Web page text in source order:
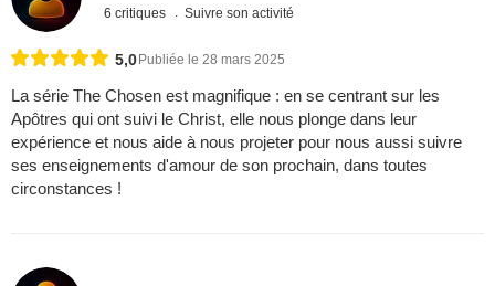
6 critiques Suivre son activité
5,0 Publiée le 28 mars 2025
La série The Chosen est magnifique : en se centrant sur les
Apôtres qui ont suivi le Christ, elle nous plonge dans leur
expérience et nous aide à nous projeter pour nous aussi suivre
ses enseignements d'amour de son prochain, dans toutes
circonstances !